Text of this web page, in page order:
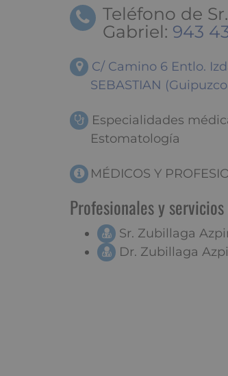
Teléfono de
Gabriel: 943
C/ Camino 6 Entlo.
SEBASTIAN
Especialidades
Estomatología
MÉDICOS Y
Profesionales y
Sr. Zubillaga
Dr. Zubillaga